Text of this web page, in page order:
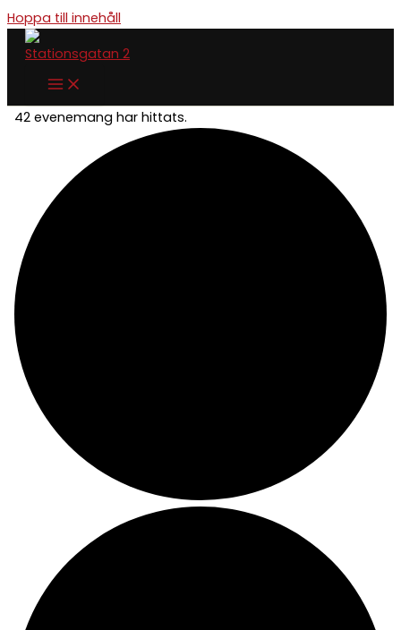
Hoppa till innehåll
42 evenemang har hittats.